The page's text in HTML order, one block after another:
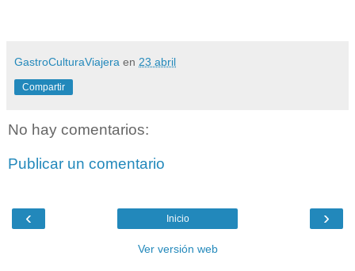
GastroCulturaViajera en 23 abril
Compartir
No hay comentarios:
Publicar un comentario
‹ ›
Inicio
Ver versión web